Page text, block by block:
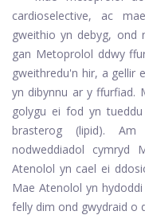
cardioselective, ac
gweithio yn debyg, ond
gan Metoprolol ddwy
gweithredu'n hir, a gellir
yn dibynnu ar y ffurfiad.
golygu ei fod yn
brasterog (lipid).
nodweddiadol cymryd
Atenolol yn cael ei
Mae Atenolol yn
felly dim ond gwydraid o